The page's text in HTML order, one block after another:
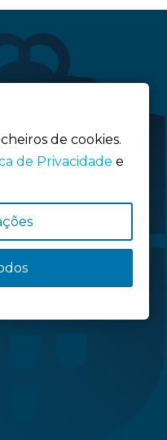
de cookies.
de Privacidade e